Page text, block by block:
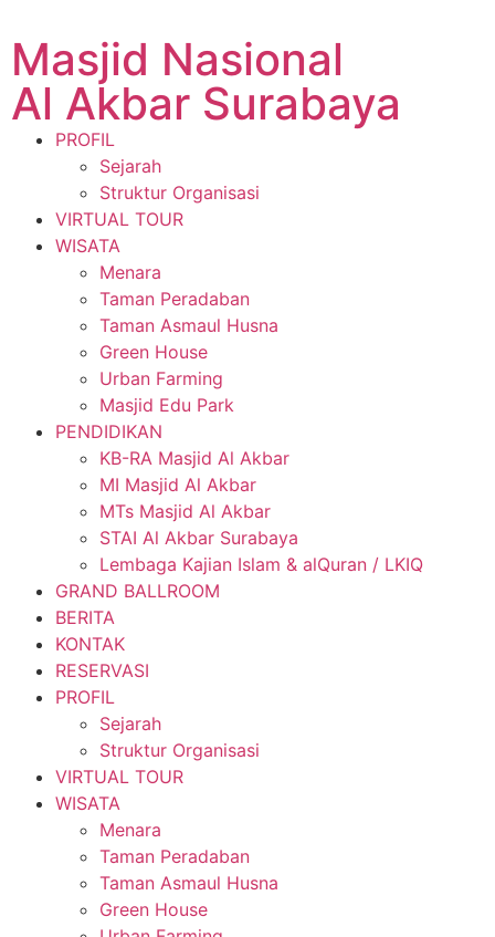
Masjid Nasional
Al Akbar Surabaya
PROFIL
Sejarah
Struktur Organisasi
VIRTUAL TOUR
WISATA
Menara
Taman Peradaban
Taman Asmaul Husna
Green House
Urban Farming
Masjid Edu Park
PENDIDIKAN
KB-RA Masjid Al Akbar
MI Masjid Al Akbar
MTs Masjid Al Akbar
STAI Al Akbar Surabaya
Lembaga Kajian Islam & alQuran / LKIQ
GRAND BALLROOM
BERITA
KONTAK
RESERVASI
PROFIL
Sejarah
Struktur Organisasi
VIRTUAL TOUR
WISATA
Menara
Taman Peradaban
Taman Asmaul Husna
Green House